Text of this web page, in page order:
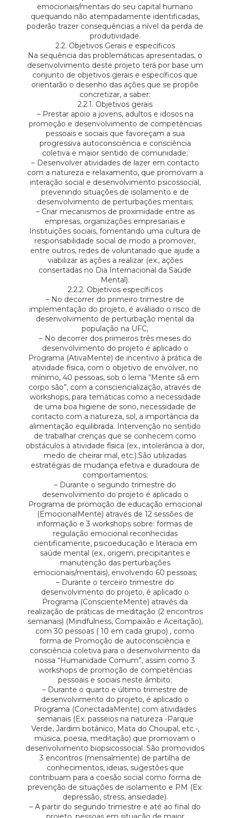
emocionais/mentais do seu capital humano
quequando não atempadamente identificadas,
poderão trazer consequências a nível da perda de
produtividade.
2.2. Objetivos Gerais e específicos
Na sequência das problemáticas apresentadas, o
desenvolvimento deste projeto terá por base um
conjunto de objetivos gerais e específicos que
orientarão o desenho das ações que se propõe
concretizar, a saber:
2.2.1. Objetivos gerais
– Prestar apoio a jovens, adultos e idosos na
promoção e desenvolvimento de competências
pessoais e sociais que favoreçam a sua
progressiva autoconsciência e consciência
coletiva e maior sentido de comunidade;
– Desenvolver atividades de lazer em contacto
com a natureza e relaxamento, que promovam a
interação social e desenvolvimento psicossocial,
prevenindo situações de isolamento e de
desenvolvimento de perturbações mentais;
– Criar mecanismos de proximidade entre as
empresas, organizações empresariais e
Instituições sociais, fomentando uma cultura de
responsabilidade social de modo a promover,
entre outros, redes de voluntariado que ajude a
viabilizar as ações a realizar (ex., ações
consertadas no Dia Internacional da Saúde
Mental).
2.2.2. Objetivos específicos
– No decorrer do primeiro trimestre de
implementação do projeto, é avaliado o risco de
desenvolvimento de perturbação mental da
população na UFC;
– No decorrer dos primeiros três meses do
desenvolvimento do projeto é aplicado o
Programa (AtivaMente) de incentivo à prática de
atividade física, com o objetivo de envolver, no
mínimo, 40 pessoas, sob o lema “Mente sã em
corpo são”, com a consciencialização, através de
workshops, para temáticas como a necessidade
de uma boa higiene de sono, necessidade de
contacto com a natureza, sol, a importância da
alimentação equilibrada. Intervenção no sentido
de trabalhar crenças que se conhecem como
obstáculos à atividade física (ex., intolerância à dor,
medo de cheirar mal, etc.).São utilizadas
estratégias de mudança efetiva e duradoura de
comportamentos;
– Durante o segundo trimestre do
desenvolvimento do projeto é aplicado o
Programa de promoção de educação emocional
(EmocionalMente) através de 12 sessões de
informação e 3 workshops sobre: formas de
regulação emocional reconhecidas
cientificamente, psicoeducação e literacia em
saúde mental (ex., origem, precipitantes e
manutenção das perturbações
emocionais/mentais), envolvendo 60 pessoas;
– Durante o terceiro trimestre do
desenvolvimento do projeto, é aplicado o
Programa (ConscienteMente) através da
realização de práticas de meditação (2 encontros
semanais) (Mindfulness, Compaixão e Aceitação),
com 30 pessoas ( 10 em cada grupo) , como
forma de Promoção de autoconsciência e
consciência coletiva para o desenvolvimento da
nossa “Humanidade Comum”, assim como 3
workshops de promoção de competências
pessoais e sociais neste âmbito;
– Durante o quarto e último trimestre de
desenvolvimento do projeto, é aplicado o
Programa (ConectadaMente) com atividades
semanais (Ex: passeios na natureza -Parque
Verde, Jardim botânico, Mata do Choupal, etc.-,
música, poesia, meditação) que promovam o
desenvolvimento biopsicossocial. São promovidos
3 encontros (mensalmente) de partilha de
conhecimentos, ideias, sugestões que
contribuam para a coesão social como forma de
prevenção de situações de isolamento e PM (Ex:
depressão, stress, ansiedade).
– A partir do segundo trimestre e até ao final do